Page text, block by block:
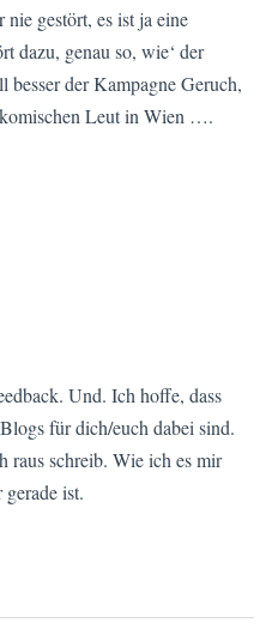
gestört, es ist ja eine
dazu, genau so, wie‘ der
besser der Kampagne Geruch,
Leut in Wien ….
Und. Ich hoffe, dass
für dich/euch dabei sind.
raus schreib. Wie ich es mir
ist.